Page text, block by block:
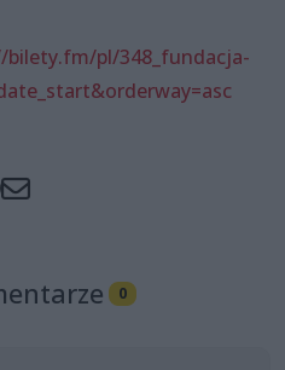
pl/348_fundacja-
0